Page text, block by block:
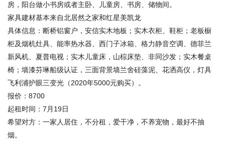
房，阳台做小书房或者主卧、儿童房、书房、储物间。
家具建材基本来自北居然之家和红星美凯龙
具体信息：断桥铝窗户，安信实木地板；实木衣柜、鞋柜；老板橱
柜及烟机灶具、能率热水器、西门子冰箱、格力静音空调、德菲兰
新风机、夏普电视；实木儿童床，山棕床垫、非同沙发；实木餐桌
椅；墙漆芬琳船级认证，三面背景墙兰舍硅藻泥、花洒高仪，灯具
飞利浦护眼三变光（2020年5000元购买）。
报价：8700
起租时间：7月19日
希望对方：一家人居住，不分租，爱干净，不养宠物，最好不抽
烟。